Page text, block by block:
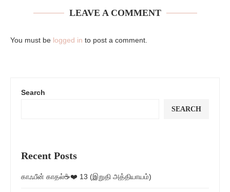
LEAVE A COMMENT
You must be logged in to post a comment.
Search
SEARCH
Recent Posts
காஃபீன் காதல்☕❤️ 13 (இறுதி அத்தியாயம்)